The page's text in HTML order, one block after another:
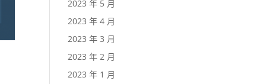
2023 年 5 月
2023 年 4 月
2023 年 3 月
2023 年 2 月
2023 年 1 月